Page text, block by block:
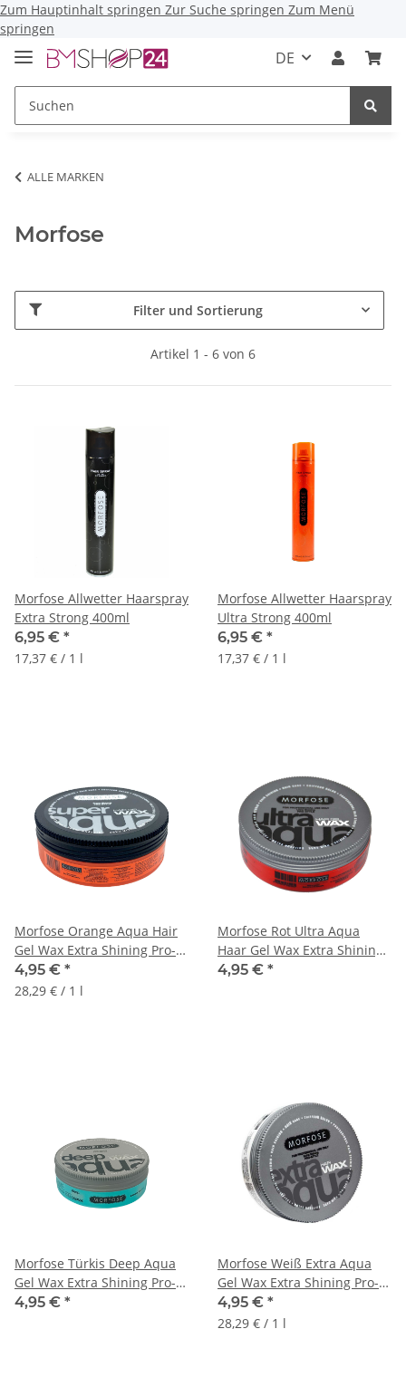
Zum Hauptinhalt springen Zur Suche springen Zum Menü
springen
DE
ALLE MARKEN
Morfose
Filter und Sortierung
Artikel 1 - 6 von 6
Morfose Allwetter Haarspray
Extra Strong 400ml
6,95 € *
17,37 € / 1 l
Morfose Allwetter Haarspray
Ultra Strong 400ml
6,95 € *
17,37 € / 1 l
Morfose Orange Aqua Hair
Gel Wax Extra Shining Pro-
Style 175ml
4,95 € *
28,29 € / 1 l
Morfose Rot Ultra Aqua
Haar Gel Wax Extra Shining
Pro-Style 175ml
4,95 € *
Morfose Türkis Deep Aqua
Gel Wax Extra Shining Pro-
Style 175ml
4,95 € *
Morfose Weiß Extra Aqua
Gel Wax Extra Shining Pro-
Style 175ml
4,95 € *
28,29 € / 1 l